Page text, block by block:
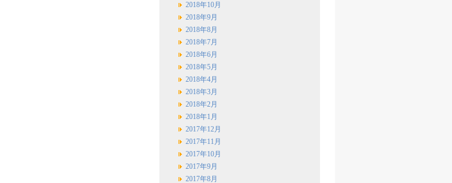
2018年10月
2018年9月
2018年8月
2018年7月
2018年6月
2018年5月
2018年4月
2018年3月
2018年2月
2018年1月
2017年12月
2017年11月
2017年10月
2017年9月
2017年8月